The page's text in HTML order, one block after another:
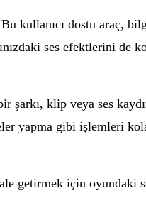
kullanıcı dostu araç,
ses efektlerini de
şarkı, klip veya ses
yapma gibi işlemleri
getirmek için oyundaki